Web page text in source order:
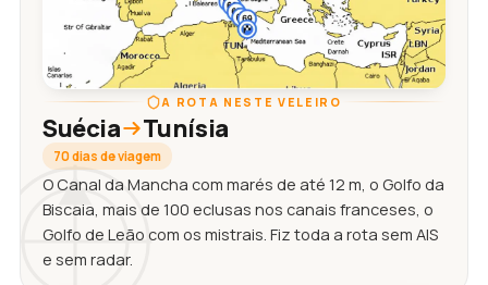
A ROTA NESTE VELEIRO
Suécia Tunísia
70 dias de viagem
O Canal da Mancha com marés de até 12 m, o Golfo da
Biscaia, mais de 100 eclusas nos canais franceses, o
Golfo de Leão com os mistrais. Fiz toda a rota sem AIS
e sem radar.